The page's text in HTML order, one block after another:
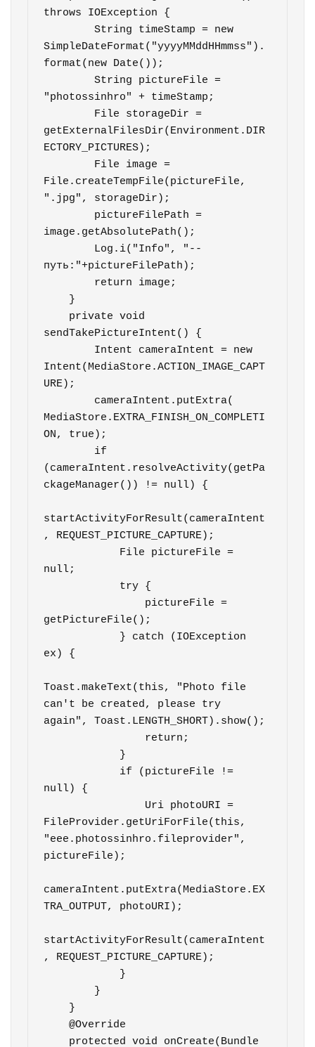
throws IOException {
        String timeStamp = new
SimpleDateFormat("yyyyMMddHHmmss").
format(new Date());
        String pictureFile =
"photossinhro" + timeStamp;
getExternalFilesDir(Environment.DIR
ECTORY_PICTURES);
File.createTempFile(pictureFile,
".jpg", storageDir);
image.getAbsolutePath();
путь:"+pictureFilePath);
sendTakePictureIntent() {
Intent(MediaStore.ACTION_IMAGE_CAPT
URE);
MediaStore.EXTRA_FINISH_ON_COMPLETI
ON, true);
(cameraIntent.resolveActivity(getPa
ckageManager()) != null) {
startActivityForResult(cameraIntent
, REQUEST_PICTURE_CAPTURE);
null;
getPictureFile();
ex) {
Toast.makeText(this, "Photo file
can't be created, please try
again", Toast.LENGTH_SHORT).show();
null) {
FileProvider.getUriForFile(this,
"eee.photossinhro.fileprovider",
pictureFile);
cameraIntent.putExtra(MediaStore.EX
TRA_OUTPUT, photoURI);
startActivityForResult(cameraIntent
, REQUEST_PICTURE_CAPTURE);
    @Override